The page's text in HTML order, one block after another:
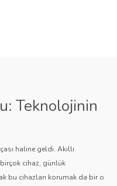
Teknolojinin
haline geldi. Akıllı
cihaz, günlük
bu cihazları korumak da bir o